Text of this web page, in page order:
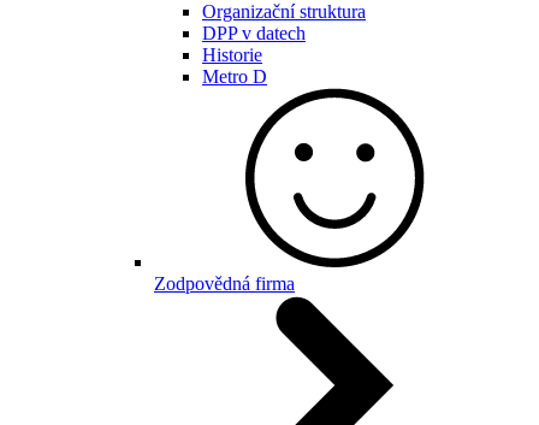
Organizační struktura
DPP v datech
Historie
Metro D
Zodpovědná firma